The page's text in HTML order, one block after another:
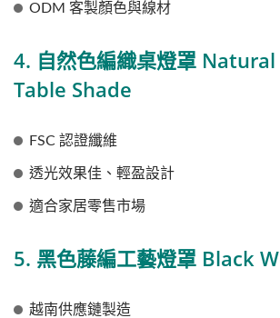
ODM 客製顏色與線材
4. 自然色編織桌燈罩
Table Shade
FSC 認證纖維
透光效果佳、輕盈設計
適合家居零售市場
5. 黑色藤編工藝燈罩 Black
越南供應鏈製造